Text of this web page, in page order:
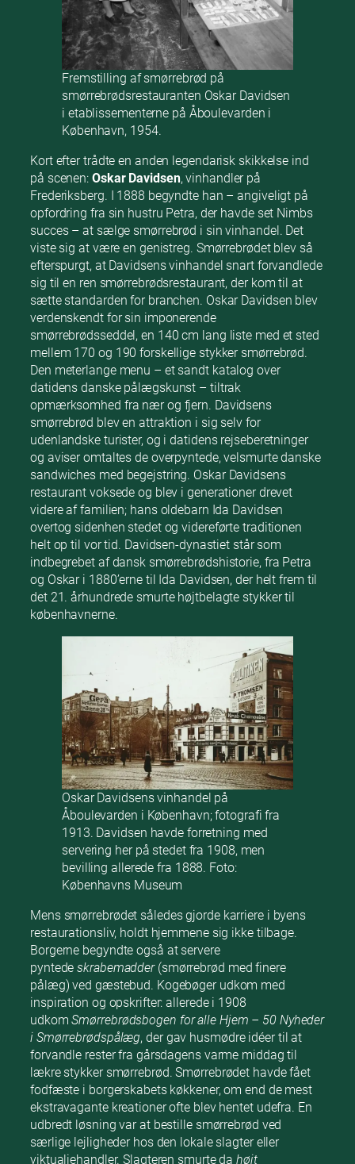
Fremstilling af smørrebrød på
smørrebrødsrestauranten Oskar Davidsen
i etablissementerne på Åboulevarden i
København, 1954.
Kort efter trådte en anden legendarisk skikkelse ind
på scenen: Oskar Davidsen, vinhandler på
Frederiksberg. I 1888 begyndte han – angiveligt på
opfordring fra sin hustru Petra, der havde set Nimbs
succes – at sælge smørrebrød i sin vinhandel. Det
viste sig at være en genistreg. Smørrebrødet blev så
efterspurgt, at Davidsens vinhandel snart forvandlede
sig til en ren smørrebrødsrestaurant, der kom til at
sætte standarden for branchen. Oskar Davidsen blev
verdenskendt for sin imponerende
smørrebrødsseddel, en 140 cm lang liste med et sted
mellem 170 og 190 forskellige stykker smørrebrød.
Den meterlange menu – et sandt katalog over
datidens danske pålægskunst – tiltrak
opmærksomhed fra nær og fjern. Davidsens
smørrebrød blev en attraktion i sig selv for
udenlandske turister, og i datidens rejseberetninger
og aviser omtaltes de overpyntede, velsmurte danske
sandwiches med begejstring. Oskar Davidsens
restaurant voksede og blev i generationer drevet
videre af familien; hans oldebarn Ida Davidsen
overtog sidenhen stedet og videreførte traditionen
helt op til vor tid. Davidsen-dynastiet står som
indbegrebet af dansk smørrebrødshistorie, fra Petra
og Oskar i 1880’erne til Ida Davidsen, der helt frem til
det 21. århundrede smurte højtbelagte stykker til
københavnerne.
Oskar Davidsens vinhandel på
Åboulevarden i København; fotografi fra
1913. Davidsen havde forretning med
servering her på stedet fra 1908, men
bevilling allerede fra 1888. Foto:
Københavns Museum
Mens smørrebrødet således gjorde karriere i byens
restaurationsliv, holdt hjemmene sig ikke tilbage.
Borgerne begyndte også at servere
pyntedeskrabemadder(smørrebrød med finere
pålæg) ved gæstebud. Kogebøger udkom med
inspiration og opskrifter: allerede i 1908
udkomSmørrebrødsbogen for alle Hjem – 50 Nyheder
i Smørrebrødspålæg, der gav husmødre idéer til at
forvandle rester fra gårsdagens varme middag til
lækre stykker smørrebrød. Smørrebrødet havde fået
fodfæste i borgerskabets køkkener, om end de mest
ekstravagante kreationer ofte blev hentet udefra. En
udbredt løsning var at bestille smørrebrød ved
særlige lejligheder hos den lokale slagter eller
viktualiehandler. Slagteren smurte dahøjt